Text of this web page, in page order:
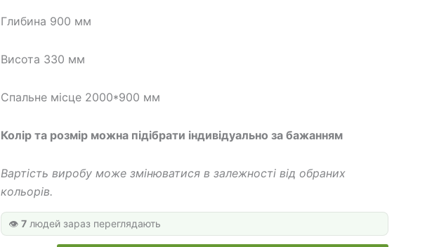
Глибина 900 мм
Висота 330 мм
Спальне місце 2000*900 мм
Колір та розмір можна підібрати індивідуально за бажанням
Вартість виробу може змінюватися в залежності від обраних
кольорів.
👁️ 7 людей зараз переглядають